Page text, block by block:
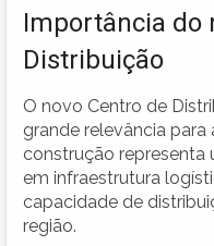
Importância do
Distribuição
O novo Centro de
grande relevância para
construção representa
em infraestrutura
capacidade de
região.